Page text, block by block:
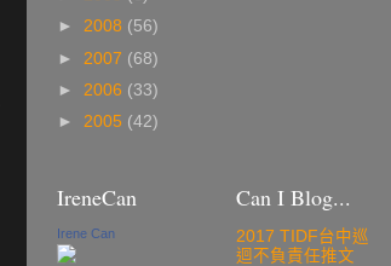
► 2008 (56)
► 2007 (68)
► 2006 (33)
► 2005 (42)
IreneCan
Irene Can
Can I Blog...
2017 TIDF台中巡
迴不負責任推文